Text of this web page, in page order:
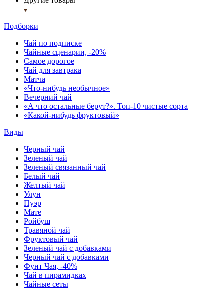
Подборки
Чай по подписке
Чайные сценарии, -20%
Самое дорогое
Чай для завтрака
Матча
«Что-нибудь необычное»
Вечерний чай
«А что остальные берут?». Топ-10 чистые сорта
«Какой-нибудь фруктовый»
Виды
Черный чай
Зеленый чай
Зеленый связанный чай
Белый чай
Желтый чай
Улун
Пуэр
Мате
Ройбуш
Травяной чай
Фруктовый чай
Зеленый чай с добавками
Черный чай с добавками
Фунт Чая, -40%
Чай в пирамидках
Чайные сеты